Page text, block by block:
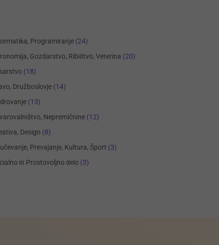
Programiranje (24)
Gozdarstvo, Ribištvo, Veterina (20)
(18)
Družboslovje (14)
(13)
Nepremičnine (12)
Design (8)
Prevajanje, Kultura, Šport (3)
in Prostovoljno delo (3)